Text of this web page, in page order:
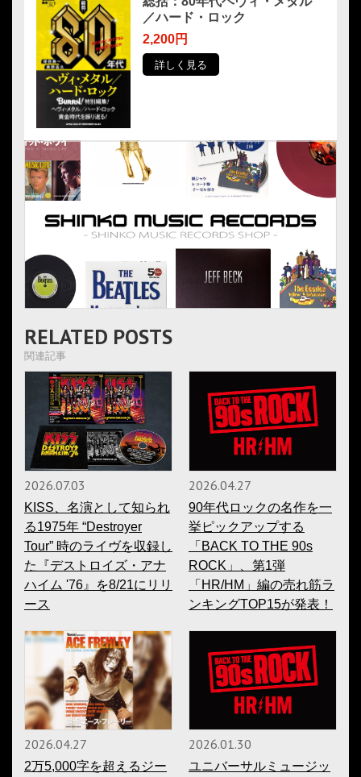
／ハード・ロック
2,200円
詳しく見る
RELATED POSTS
関連記事
2026.07.03
KISS、名演として知られ
る1975年 “Destroyer
Tour” 時のライヴを収録し
た『デストロイズ・アナ
ハイム '76』を8/21にリリ
ース
2026.04.27
90年代ロックの名作を一
挙ピックアップする
「BACK TO THE 90s
ROCK」、第1弾
「HR/HM」編の売れ筋ラ
ンキングTOP15が発表！
2026.04.27
2万5,000字を超えるジー
2026.01.30
ユニバーサルミュージッ